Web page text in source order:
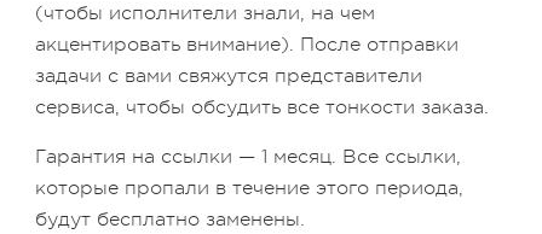
(чтобы исполнители знали, на чем
акцентировать внимание). После отправки
задачи с вами свяжутся представители
сервиса, чтобы обсудить все тонкости заказа.
Гарантия на ссылки — 1 месяц. Все ссылки,
которые пропали в течение этого периода,
будут бесплатно заменены.